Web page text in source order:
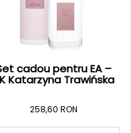
cadou pentru EA –
Katarzyna Trawińska
258,60 RON